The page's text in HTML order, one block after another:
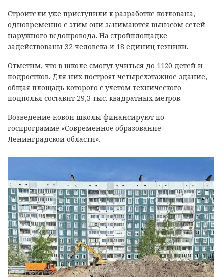
Строители уже приступили к разработке котлована,
одновременно с этим они занимаются выносом сетей
наружного водопровода. На стройплощадке
задействованы 32 человека и 18 единиц техники.
Отметим, что в школе смогут учиться до 1120 детей и
подростков. Для них построят четырехэтажное здание,
общая площадь которого с учетом технического
подполья составит 29,3 тыс. квадратных метров.
Возведение новой школы финансируют по
госпрограмме «Современное образование
Ленинградской области».